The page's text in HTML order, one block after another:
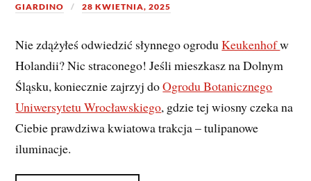
GIARDINO 28 KWIETNIA, 2025
Nie zdążyłeś odwiedzić słynnego ogroduKeukenhofw
Holandii? Nic straconego! Jeśli mieszkasz na Dolnym
Śląsku, koniecznie zajrzyj doOgrodu Botanicznego
Uniwersytetu Wrocławskiego, gdzie tej wiosny czeka na
Ciebie prawdziwa kwiatowa trakcja – tulipanowe
iluminacje.